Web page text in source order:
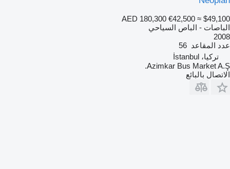
AED 180,300 €42,500 ≈ $49,100
الباصات - الباص السياحي
2008
عدد المقاعد 56
تركيا، İstanbul
Azimkar Bus Market A.Ş.
الاتصال بالبائع